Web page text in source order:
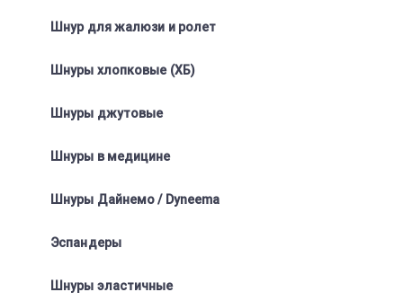
Шнур для жалюзи и ролет
Шнуры хлопковые (ХБ)
Шнуры джутовые
Шнуры в медицине
Шнуры Дайнемо / Dyneema
Эспандеры
Шнуры эластичные